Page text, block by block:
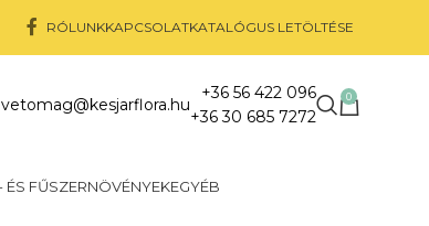
RÓLUNKKAPCSOLATKATALÓGUS LETÖLTÉSE
vetomag@kesjarflora.hu
+36 56 422 096
+36 30 685 7272
0
ÉS FŰSZERNÖVÉNYEKEGYÉB